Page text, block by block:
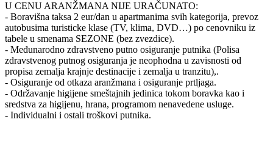
U CENU ARANŽMANA NIJE URAČUNATO:
- Boravišna taksa 2 eur/dan u apartmanima svih kategorija, prevoz
autobusima turisticke klase (TV, klima, DVD…) po cenovniku iz
tabele u smenama SEZONE (bez zvezdice).
- Međunarodno zdravstveno putno osiguranje putnika (Polisa
zdravstvenog putnog osiguranja je neophodna u zavisnosti od
propisa zemalja krajnje destinacije i zemalja u tranzitu),.
- Osiguranje od otkaza aranžmana i osiguranje prtljaga.
- Održavanje higijene smeštajnih jedinica tokom boravka kao i
sredstva za higijenu, hrana, programom nenavedene usluge.
- Individualni i ostali troškovi putnika.